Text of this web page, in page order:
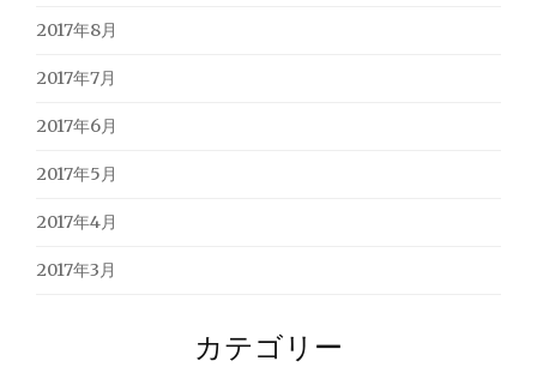
2017年8月
2017年7月
2017年6月
2017年5月
2017年4月
2017年3月
カテゴリー